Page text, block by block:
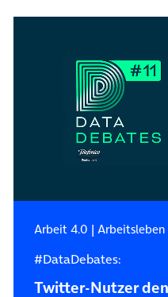
Arbeit 4.0 | Arbeitsleben
#DataDebates:
Twitter-Nutzer